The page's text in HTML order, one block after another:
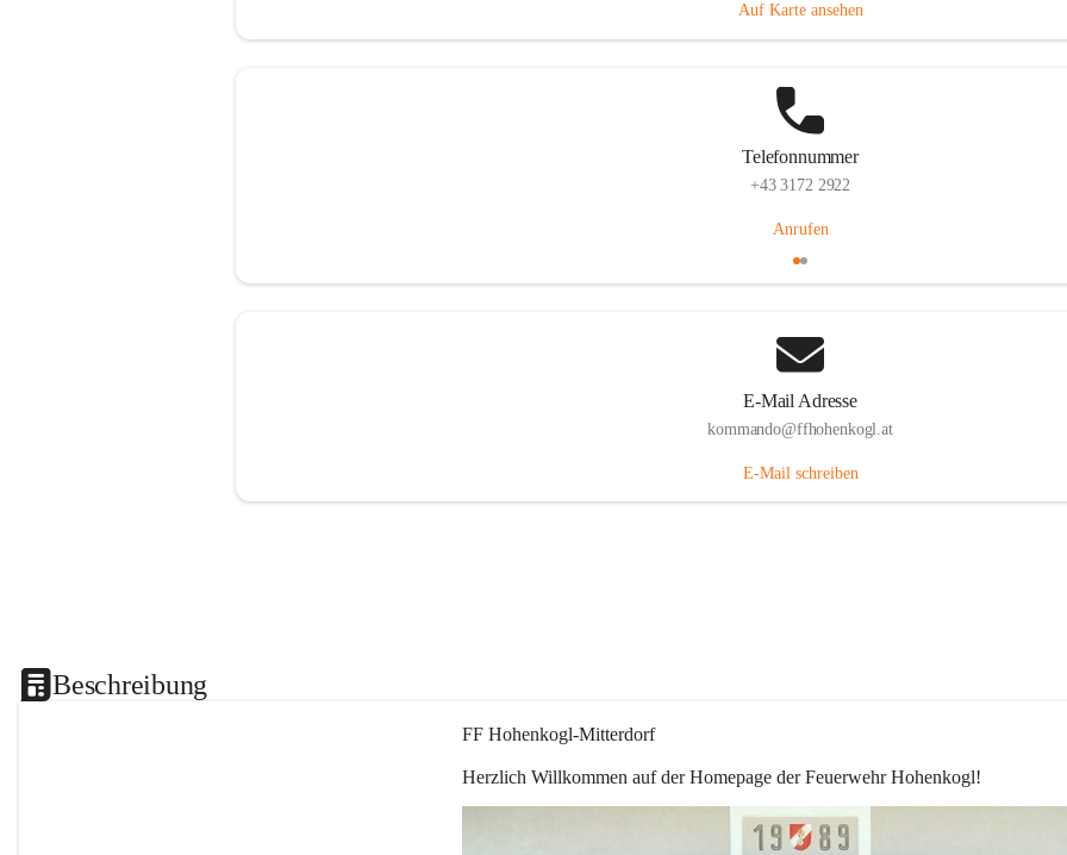
Auf Karte ansehen
Telefonnummer
+43 3172 2922
Anrufen
E-Mail Adresse
kommando@ffhohenkogl.at
E-Mail schreiben
Beschreibung
FF Hohenkogl-Mitterdorf
Herzlich Willkommen auf der Homepage der Feuerwehr Hohenkogl!